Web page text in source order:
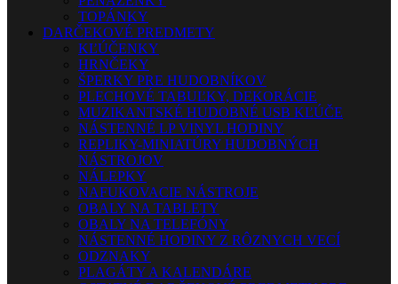
TOPÁNKY
DARČEKOVÉ PREDMETY
KĽÚČENKY
HRNČEKY
ŠPERKY PRE HUDOBNÍKOV
PLECHOVÉ TABUĽKY, DEKORÁCIE
MUZIKANTSKÉ HUDOBNÉ USB KĽÚČE
NÁSTENNÉ LP VINYL HODINY
REPLIKY-MINIATÚRY HUDOBNÝCH
NÁSTROJOV
NÁLEPKY
NAFUKOVACIE NÁSTROJE
OBALY NA TABLETY
OBALY NA TELEFÓNY
NÁSTENNÉ HODINY Z RÔZNYCH VECÍ
ODZNAKY
PLAGÁTY A KALENDÁRE